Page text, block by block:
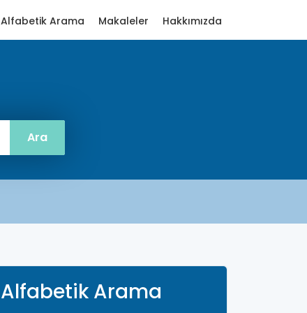
Alfabetik Arama Makaleler Hakkımızda
Alfabetik Arama